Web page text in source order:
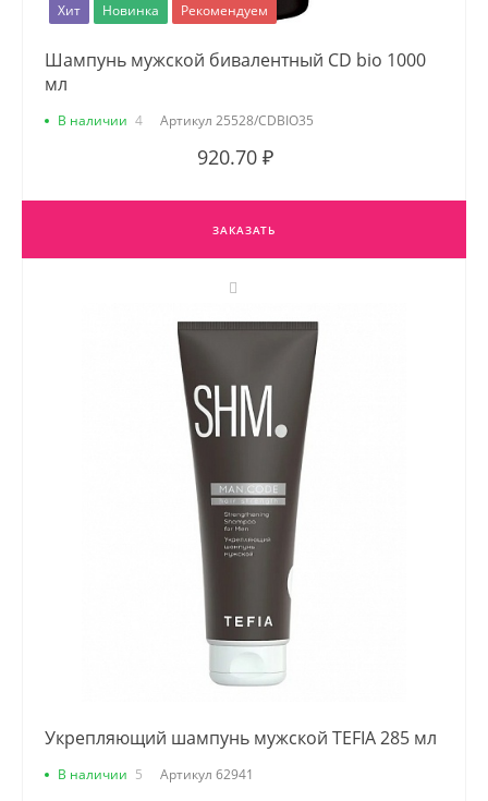
Хит Новинка Рекомендуем
Шампунь мужской бивалентный CD bio 1000
мл
В наличии 4 Артикул 25528/CDBIO35
920.70 ₽
ЗАКАЗАТЬ
Укрепляющий шампунь мужской TEFIA 285 мл
В наличии 5 Артикул 62941